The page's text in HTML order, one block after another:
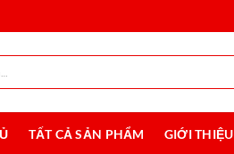
TẤT CẢ SẢN PHẨM GIỚI THIỆU